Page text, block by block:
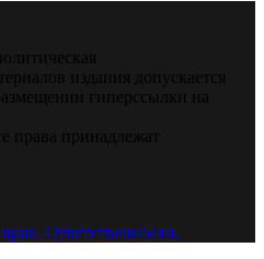
издания допускается
гиперссылки на
права принадлежат
Ответственности.